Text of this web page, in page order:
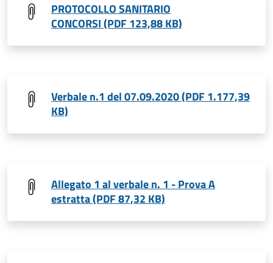
PROTOCOLLO SANITARIO
CONCORSI (PDF 123,88 KB)
Verbale n.1 del 07.09.2020 (PDF 1.177,39
KB)
Allegato 1 al verbale n. 1 - Prova A
estratta (PDF 87,32 KB)